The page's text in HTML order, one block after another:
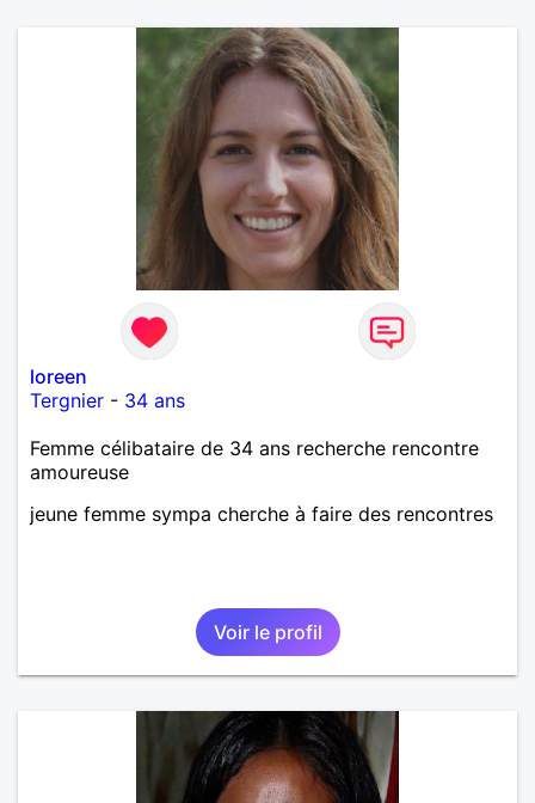
loreen
Tergnier - 34 ans
Femme célibataire de 34 ans recherche rencontre
amoureuse
jeune femme sympa cherche à faire des rencontres
Voir le profil